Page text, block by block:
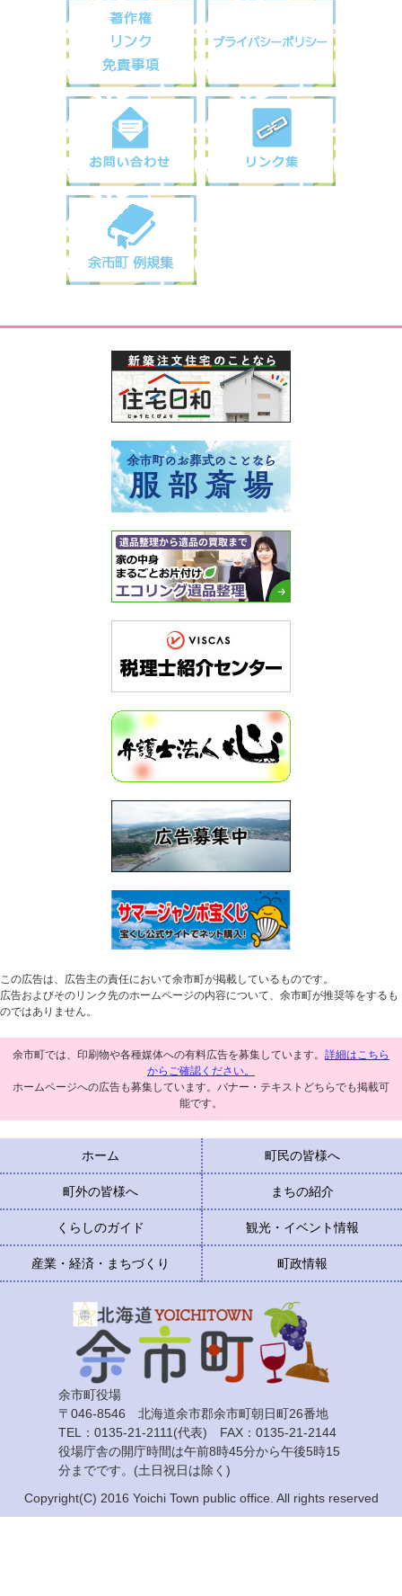
この広告は、広告主の責任において余市町が掲載しているものです。
広告およびそのリンク先のホームページの内容について、余市町が推奨等をするも
のではありません。
余市町では、印刷物や各種媒体への有料広告を募集しています。 詳細はこちら
からご確認ください。
ホームページへの広告も募集しています。バナー・テキストどちらでも掲載可
能です。
ホーム 町民の皆様へ
町外の皆様へ まちの紹介
くらしのガイド 観光・イベント情報
産業・経済・まちづくり 町政情報
余市町役場
〒046-8546 北海道余市郡余市町朝日町26番地
TEL：0135-21-2111(代表) FAX：0135-21-2144
役場庁舎の開庁時間は午前8時45分から午後5時15
分までです。(土日祝日は除く)
Copyright(C) 2016 Yoichi Town public office. All rights reserved